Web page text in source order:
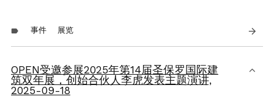
label 事件 展览 arrow_forward
OPEN受邀参展2025年第14届圣保罗国际建
筑双年展，创始合伙人李虎发表主题演讲,
2025-09-18